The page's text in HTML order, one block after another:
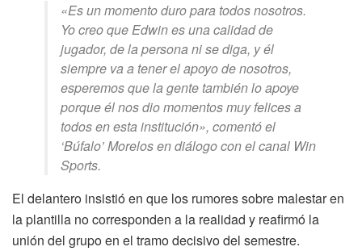
«Es un momento duro para todos nosotros.
Yo creo que Edwin es una calidad de
jugador, de la persona ni se diga, y él
siempre va a tener el apoyo de nosotros,
esperemos que la gente también lo apoye
porque él nos dio momentos muy felices a
todos en esta institución», comentó el
‘Búfalo’ Morelos en diálogo con el canal Win
Sports.
El delantero insistió en que los rumores sobre malestar en
la plantilla no corresponden a la realidad y reafirmó la
unión del grupo en el tramo decisivo del semestre.